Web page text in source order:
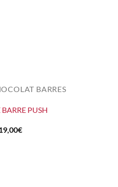
BARRES
PUSH
€